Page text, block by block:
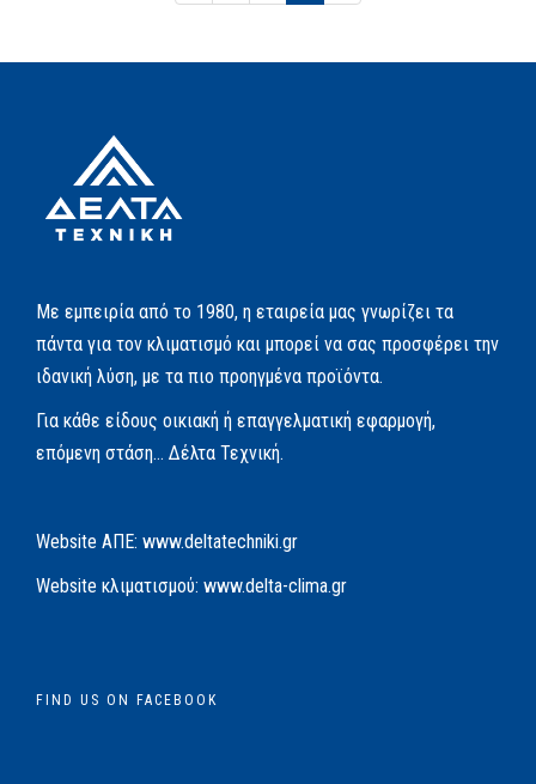
Με εμπειρία από το 1980, η εταιρεία μας γνωρίζει τα
πάντα για τον κλιματισμό και μπορεί να σας προσφέρει την
ιδανική λύση, με τα πιο προηγμένα προϊόντα.
Για κάθε είδους οικιακή ή επαγγελματική εφαρμογή,
επόμενη στάση… Δέλτα Τεχνική.
Website AΠΕ: www.deltatechniki.gr
Website κλιματισμού: www.delta-clima.gr
FIND US ON FACEBOOK